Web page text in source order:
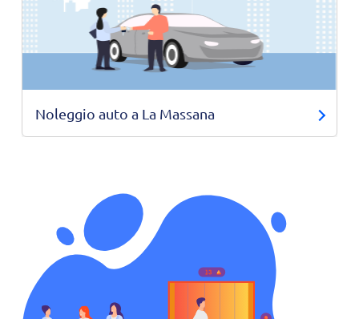
Noleggio auto a La Massana